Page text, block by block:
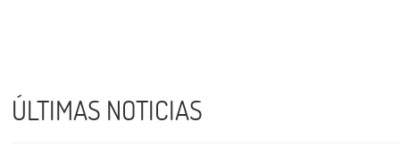
ÚLTIMAS NOTICIAS